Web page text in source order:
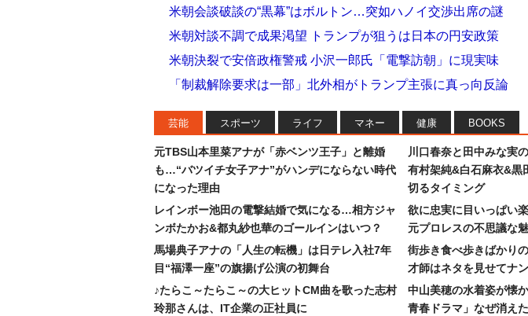
米朝会談破談の“黒幕”はボルトン…突如ハノイ交渉出席の謎
米朝対談不調で成果渇望 トランプが狙うは日本の円安政策
米朝決裂で安倍政権警戒 小沢一郎氏「電撃訪朝」に現実味
「制裁解除要求は一部」北外相がトランプ主張に真っ向反論
芸能 スポーツ ライフ マネー 健康 BOOKS
元TBS山本里菜アナが「赤ベンツ王子」と離婚
も…“バツイチ女子アナ”がハンデにならない時代
になった理由
レインボー池田の電撃結婚で気になる…相方ジャ
ンボたかお&都丸紗也華のゴールインはいつ？
馬場典子アナの「人生の転機」は日テレ入社7年
目“福澤一座”の旗揚げ公演の初舞台
♪たらこ～たらこ～の大ヒットCM曲を歌った志村
玲那さんは、IT企業の正社員に
川口春奈と田中みな実
有村架純&白石麻衣&
切るタイミング
欲に忠実に目いっぱい
元プロレスの不思議な
街歩き食べ歩きばかり
才師はネタを見せてナ
中山美穂の水着姿が懐
青春ドラマ」なぜ消え